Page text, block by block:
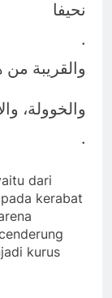
نحيفا
.
والقريبة
والخوولة،
.
dari
kerabat
kurus